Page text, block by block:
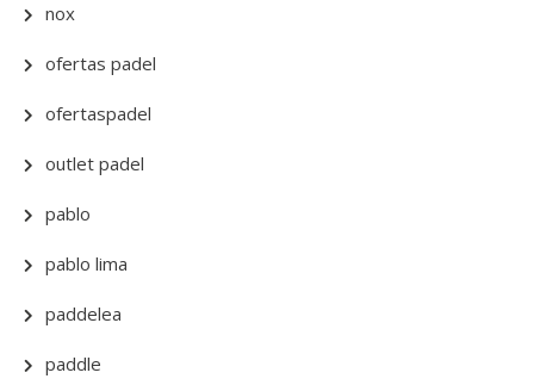
nox
ofertas padel
ofertaspadel
outlet padel
pablo
pablo lima
paddelea
paddle